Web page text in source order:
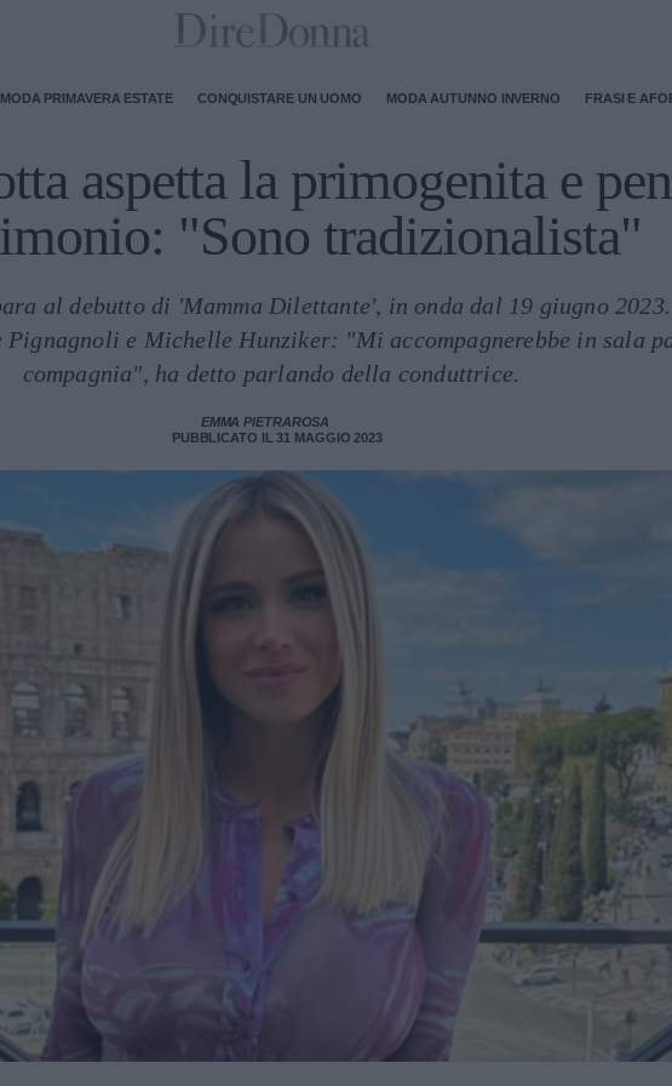
MODA PRIMAVERA ESTATE CONQUISTARE UN UOMO MODA AUTUNNO INVERNO FRASI E
aspetta la primogenita e
"Sono tradizionalista"
al debutto di 'Mamma Dilettante', in onda dal 19 giugno
e Michelle Hunziker: "Mi accompagnerebbe in sala
compagnia", ha detto parlando della conduttrice.
EMMA PIETRAROSA
PUBBLICATO IL 31 MAGGIO 2023